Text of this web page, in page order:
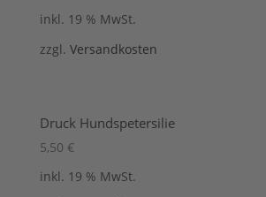
inkl. 19 % MwSt.
zzgl. Versandkosten
Druck Hundspetersilie
5,50 €
inkl. 19 % MwSt.